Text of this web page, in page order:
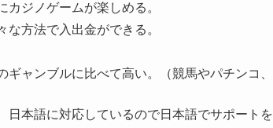
ジノゲームが楽しめる。
方法で入出金ができる。
ャンブルに比べて高い。（競馬やパチンコ、
日本語に対応しているので日本語でサポートを